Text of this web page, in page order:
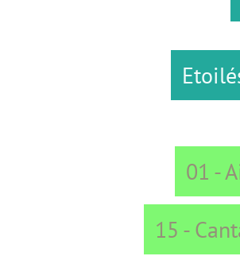
15 - Cantal